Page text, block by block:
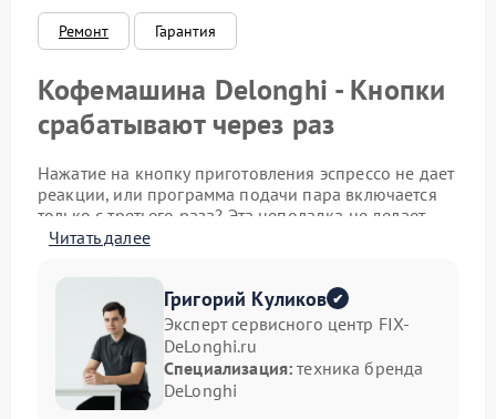
Ремонт Гарантия
Кофемашина Delonghi - Кнопки
срабатывают через раз
Нажатие на кнопку приготовления эспрессо не дает
реакции, или программа подачи пара включается
только с третьего раза? Эта неполадка не делает
использование устройства невозможным, но
ситуацию не стоит, так как причиной может быть как
банальное загрязнение, так и начинающиеся
проблемы с электроникой.
Почему кнопки реагируют
нестабильно
Читать далее
Григорий Куликов
Эксперт сервисного центр FIX-
DeLonghi.ru
Специализация: техника бренда
DeLonghi